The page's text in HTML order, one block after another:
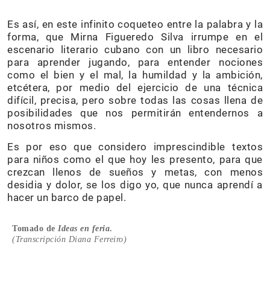
Es así, en este infinito coqueteo entre la palabra y la
forma, que Mirna Figueredo Silva irrumpe en el
escenario literario cubano con un libro necesario
para aprender jugando, para entender nociones
como el bien y el mal, la humildad y la ambición,
etcétera, por medio del ejercicio de una técnica
difícil, precisa, pero sobre todas las cosas llena de
posibilidades que nos permitirán entendernos a
nosotros mismos.
Es por eso que considero imprescindible textos
para niños como el que hoy les presento, para que
crezcan llenos de sueños y metas, con menos
desidia y dolor, se los digo yo, que nunca aprendí a
hacer un barco de papel.
Tomado de Ideas en feria.
(Transcripción Diana Ferreiro)